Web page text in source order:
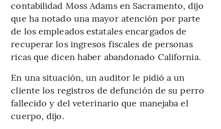
contabilidad Moss Adams en Sacramento, dijo
que ha notado una mayor atención por parte
de los empleados estatales encargados de
recuperar los ingresos fiscales de personas
ricas que dicen haber abandonado California.
En una situación, un auditor le pidió a un
cliente los registros de defunción de su perro
fallecido y del veterinario que manejaba el
cuerpo, dijo.